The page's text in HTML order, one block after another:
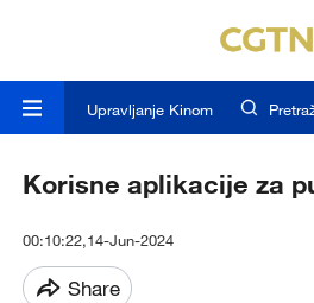
Upravljanje Kinom
Korisne aplikacije za
00:10:22,14-Jun-2024
Share